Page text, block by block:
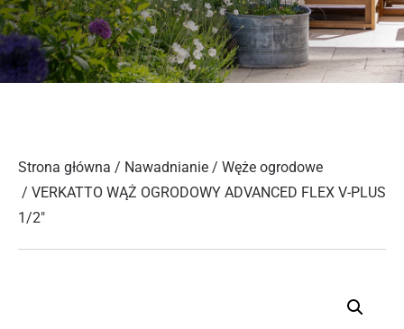
Strona główna / Nawadnianie / Węże ogrodowe
/ VERKATTO WĄŻ OGRODOWY ADVANCED FLEX V-PLUS
1/2″